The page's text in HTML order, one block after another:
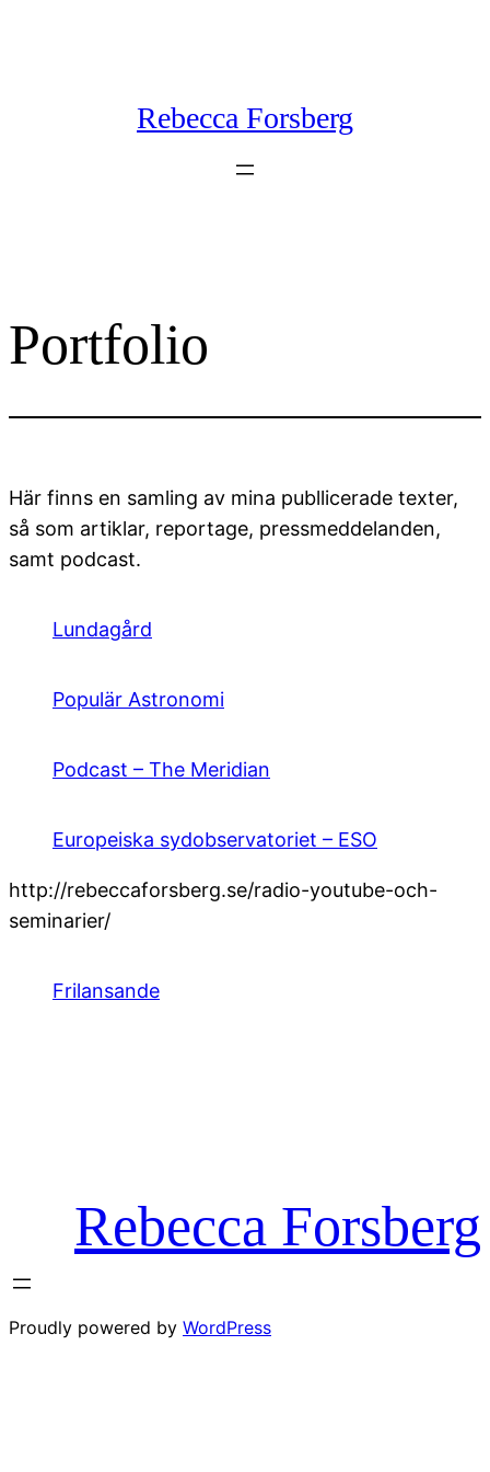
Rebecca Forsberg
Portfolio
Här finns en samling av mina publlicerade texter,
så som artiklar, reportage, pressmeddelanden,
samt podcast.
Lundagård
Populär Astronomi
Podcast – The Meridian
Europeiska sydobservatoriet – ESO
http://rebeccaforsberg.se/radio-youtube-och-
seminarier/
Frilansande
Rebecca Forsberg
Proudly powered by WordPress